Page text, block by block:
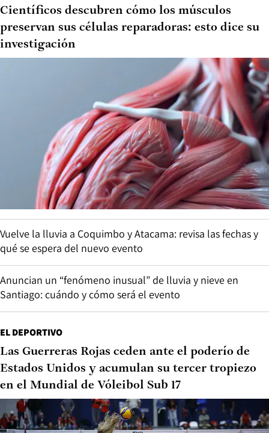
Científicos descubren cómo los músculos
preservan sus células reparadoras: esto dice su
investigación
Vuelve la lluvia a Coquimbo y Atacama: revisa las fechas y
qué se espera del nuevo evento
Anuncian un “fenómeno inusual” de lluvia y nieve en
Santiago: cuándo y cómo será el evento
EL DEPORTIVO
Las Guerreras Rojas ceden ante el poderío de
Estados Unidos y acumulan su tercer tropiezo
en el Mundial de Vóleibol Sub 17